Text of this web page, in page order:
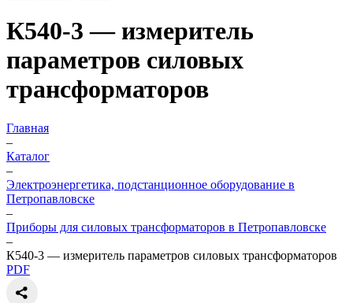
К540-3 — измеритель
параметров силовых
трансформаторов
Главная
–
Каталог
–
Электроэнергетика, подстанционное оборудование в
Петропавловске
–
Приборы для силовых трансформаторов в Петропавловске
–
К540-3 — измеритель параметров силовых трансформаторов
PDF